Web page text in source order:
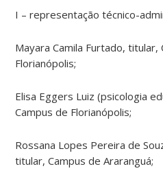
I – representação técnico-
Mayara Camila Furtado, titular,
Florianópolis;
Elisa Eggers Luiz (psicologia
Campus de Florianópolis;
Rossana Lopes Pereira de
titular, Campus de Araranguá;